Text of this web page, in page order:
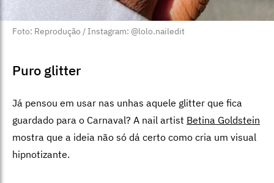
Foto: Reprodução / Instagram: @lolo.nailedit
Puro glitter
Já pensou em usar nas unhas aquele glitter que fica
guardado para o Carnaval? A nail artist Betina Goldstein
mostra que a ideia não só dá certo como cria um visual
hipnotizante.